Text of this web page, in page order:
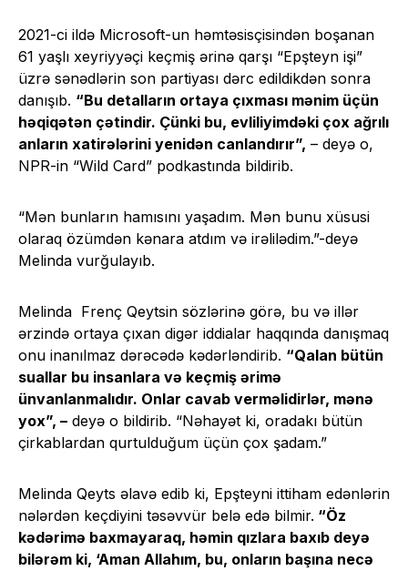
2021-ci ildə Microsoft-un həmtəsisçisindən boşanan
61 yaşlı xeyriyyəçi keçmiş ərinə qarşı “Epşteyn işi”
üzrə sənədlərin son partiyası dərc edildikdən sonra
danışıb. “Bu detalların ortaya çıxması mənim üçün
həqiqətən çətindir. Çünki bu, evliliyimdəki çox ağrılı
anların xatirələrini yenidən canlandırır”, – deyə o,
NPR-in “Wild Card” podkastında bildirib.
“Mən bunların hamısını yaşadım. Mən bunu xüsusi
olaraq özümdən kənara atdım və irəlilədim.”-deyə
Melinda vurğulayıb.
Melinda Frenç Qeytsin sözlərinə görə, bu və illər
ərzində ortaya çıxan digər iddialar haqqında danışmaq
onu inanılmaz dərəcədə kədərləndirib. “Qalan bütün
suallar bu insanlara və keçmiş ərimə
ünvanlanmalıdır. Onlar cavab verməlidirlər, mənə
yox”, – deyə o bildirib. “Nəhayət ki, oradakı bütün
çirkablardan qurtulduğum üçün çox şadam.”
Melinda Qeyts əlavə edib ki, Epşteyni ittiham edənlərin
nələrdən keçdiyini təsəvvür belə edə bilmir. “Öz
kədərimə baxmayaraq, həmin qızlara baxıb deyə
bilərəm ki, ‘Aman Allahım, bu, onların başına necə